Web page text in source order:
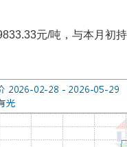
元/吨，与本月初